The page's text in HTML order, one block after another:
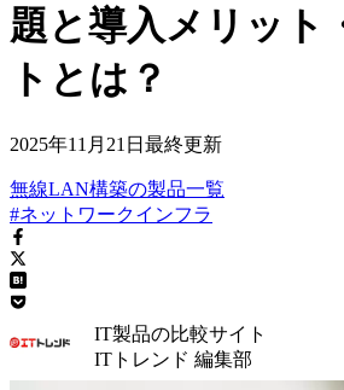
題と導入メリット
トとは？
2025年11月21日 最終更新
無線LAN構築の製品一覧
#ネットワークインフラ
IT製品の比較サイト
ITトレンド 編集部